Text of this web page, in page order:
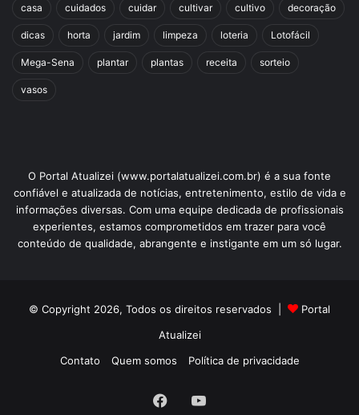
casa cuidados cuidar cultivar cultivo decoração
dicas horta jardim limpeza loteria Lotofácil
Mega-Sena plantar plantas receita sorteio
vasos
O Portal Atualizei (www.portalatualizei.com.br) é a sua fonte
confiável e atualizada de notícias, entretenimento, estilo de vida e
informações diversas. Com uma equipe dedicada de profissionais
experientes, estamos comprometidos em trazer para você
conteúdo de qualidade, abrangente e instigante em um só lugar.
© Copyright 2026, Todos os direitos reservados |
Portal
Atualizei
Contato
Quem somos Política de privacidade
FacebookYouTube